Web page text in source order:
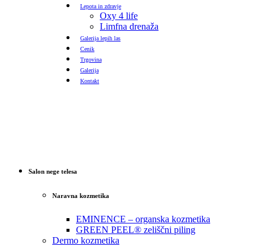
Lepota in zdravje
Oxy 4 life
Limfna drenaža
Galerija lepih las
Cenik
Trgovina
Galerija
Kontakt
Salon nege telesa
Naravna kozmetika
EMINENCE – organska kozmetika
GREEN PEEL® zeliščni piling
Dermo kozmetika